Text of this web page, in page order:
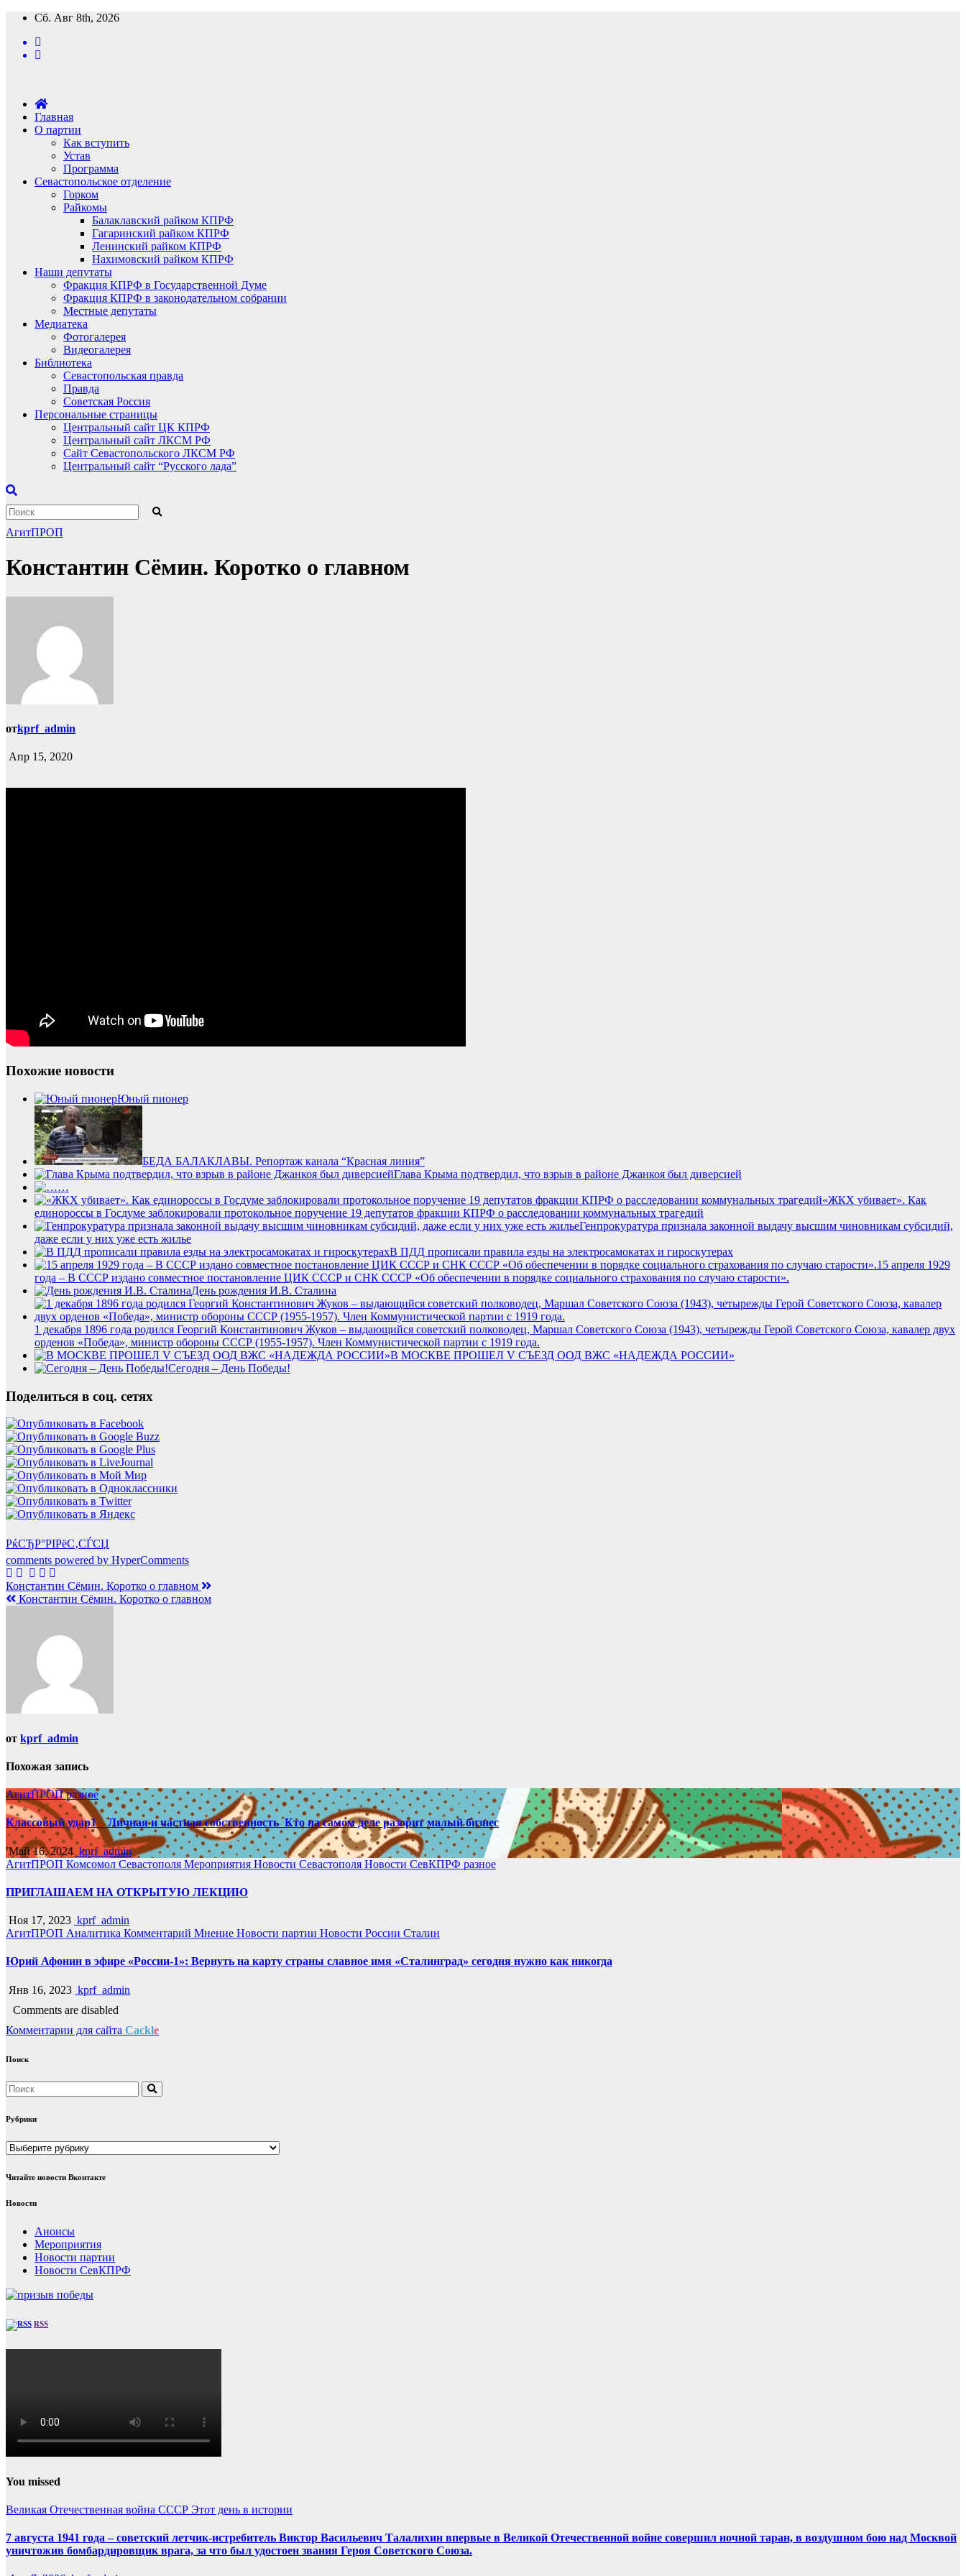
Перейти
содержимому
Сб. Авг 8th, 2026
Главная
О партии
Как вступить
Устав
Программа
Севастопольское отделение
Горком
Райкомы
Балаклавский райком КПРФ
Гагаринский райком КПРФ
Ленинский райком КПРФ
Нахимовский райком КПРФ
Наши депутаты
Фракция КПРФ в Государственной Думе
Фракция КПРФ в законодательном собрании
Местные депутаты
Медиатека
Фотогалерея
Видеогалерея
Библиотека
Севастопольская правда
Правда
Советская Россия
Персональные страницы
Центральный сайт ЦК КПРФ
Центральный сайт ЛКСМ РФ
Сайт Севастопольского ЛКСМ РФ
Центральный сайт “Русского лада”
АгитПРОП
Константин Сёмин. Коротко о главном
отkprf_admin
Апр 15, 2020
Похожие новости
Юный пионер
БЕДА БАЛАКЛАВЫ. Репортаж канала “Красная линия”
Глава Крыма подтвердил, что взрыв в районе Джанкоя был диверсией
…
«ЖКХ убивает». Как
единороссы в Госдуме заблокировали протокольное поручение 19 депутатов фракции КПРФ о расследовании коммунальных трагедий
Генпрокуратура признала законной выдачу высшим чиновникам субсидий,
даже если у них уже есть жилье
В ПДД прописали правила езды на электросамокатах и гироскутерах
15 апреля 1929
года – В СССР издано совместное постановление ЦИК СССР и СНК СССР «Об обеспечении в порядке социального страхования по случаю старости».
День рождения И.В. Сталина
1 декабря 1896 года родился Георгий Константинович Жуков – выдающийся советский полководец, Маршал Советского Союза (1943), четырежды Герой Советского Союза, кавалер двух
орденов «Победа», министр обороны СССР (1955-1957). Член Коммунистической партии с 1919 года.
В МОСКВЕ ПРОШЕЛ V СЪЕЗД ООД ВЖС «НАДЕЖДА РОССИИ»
Сегодня – День Победы!
Поделиться в соц. сетях
РќСЂР°РІРёС‚СЃСЏ
comments powered by HyperComments
Навигация
по
Константин Сёмин. Коротко о главном
Константин Сёмин. Коротко о главном
от kprf_admin
Похожая запись
АгитПРОПразное
Классовый удар1__Личная и частная собственность_Кто на самом деле разорит малый бизнес
Май 16, 2024 kprf_admin
АгитПРОП Комсомол Севастополя Мероприятия Новости Севастополя Новости СевКПРФ разное
ПРИГЛАШАЕМ НА ОТКРЫТУЮ ЛЕКЦИЮ
Ноя 17, 2023 kprf_admin
АгитПРОП Аналитика Комментарий Мнение Новости партии Новости России Сталин
Юрий Афонин в эфире «России-1»: Вернуть на карту страны славное имя «Сталинград» сегодня нужно как никогда
Янв 16, 2023 kprf_admin
Comments are disabled
Комментарии для сайта Cackle
Поиск
Рубрики
Рубрики
Читайте новости Вконтакте
Новости
Анонсы
Мероприятия
Новости партии
Новости СевКПРФ
RSS
You missed
Великая Отечественная война СССР Этот день в истории
7 августа 1941 года – советский летчик-истребитель Виктор Васильевич Талалихин впервые в Великой Отечественной войне совершил ночной таран, в воздушном бою над Москвой
уничтожив бомбардировщик врага, за что был удостоен звания Героя Советского Союза.